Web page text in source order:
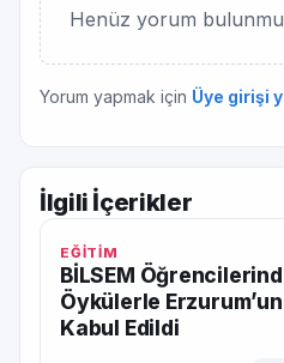
Henüz yorum
Yorum yapmak için Üye girişi
İlgili İçerikler
EĞİTİM
BİLSEM
Öykülerle
Kabul Edildi